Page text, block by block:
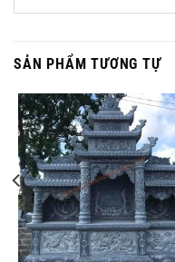
SẢN PHẨM TƯƠNG TỰ